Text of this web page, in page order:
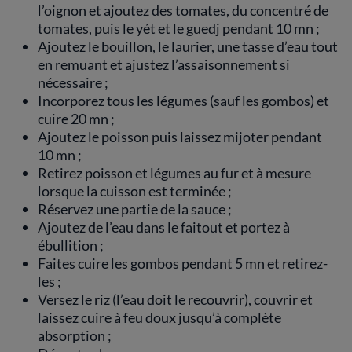
l’oignon et ajoutez des tomates, du concentré de
tomates, puis le yét et le guedj pendant 10 mn ;
Ajoutez le bouillon, le laurier, une tasse d’eau tout
en remuant et ajustez l’assaisonnement si
nécessaire ;
Incorporez tous les légumes (sauf les gombos) et
cuire 20 mn ;
Ajoutez le poisson puis laissez mijoter pendant
10 mn ;
Retirez poisson et légumes au fur et à mesure
lorsque la cuisson est terminée ;
Réservez une partie de la sauce ;
Ajoutez de l’eau dans le faitout et portez à
ébullition ;
Faites cuire les gombos pendant 5 mn et retirez-
les ;
Versez le riz (l’eau doit le recouvrir), couvrir et
laissez cuire à feu doux jusqu’à complète
absorption ;